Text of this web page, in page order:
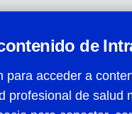
de
para acceder a
profesional de salud